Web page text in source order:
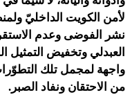
لأمن الكويت الداخليّ
نشر الفوضى وعدم
العبدلي وتخفيض التمثيل
واجهة لمجمل تلك
من الاحتقان ونفاد الصبر.